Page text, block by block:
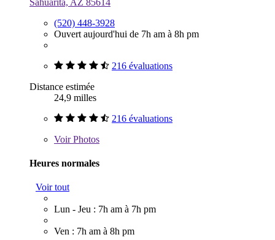
(520) 448-3928
Ouvert aujourd'hui de 7h am à 8h pm
216 évaluations
Distance estimée
24,9 milles
216 évaluations
VoirPhotos
Heures normales
Voir tout
Lun - Jeu : 7h am à 7h pm
Ven : 7h am à 8h pm